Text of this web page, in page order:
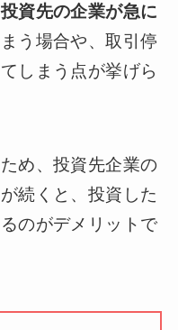
投資先の企業が急に
う場合や、取引停
しまう点が挙げら
め、投資先企業の
続くと、投資した
のがデメリットで